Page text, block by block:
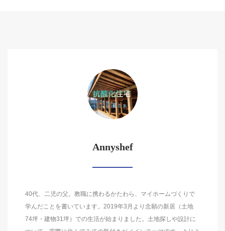
Annyshef
40代、二児の父。教職に携わるかたわら、マイホームづくりで
学んだことを書いています。2019年3月より念願の新居（土地
74坪・建物31坪）での生活が始まりました。土地探しや設計に